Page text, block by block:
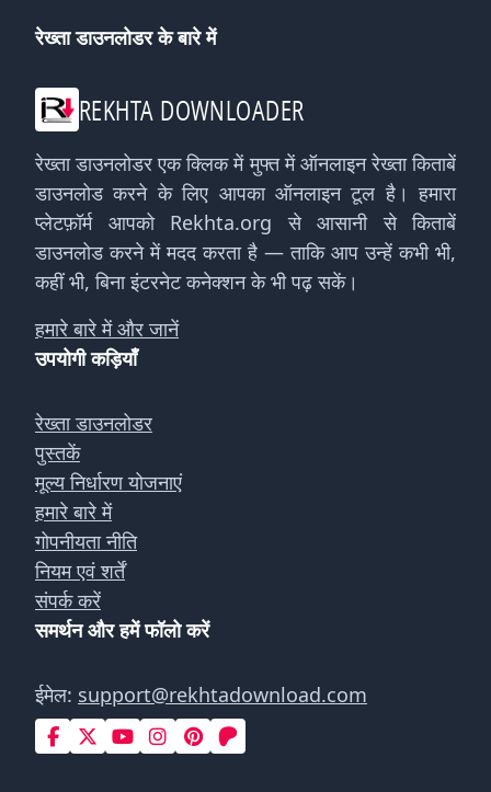
रेख्ता डाउनलोडर के बारे में
REKHTA DOWNLOADER
रेख्ता डाउनलोडर एक क्लिक में मुफ्त में ऑनलाइन रेख्ता किताबें
डाउनलोड करने के लिए आपका ऑनलाइन टूल है। हमारा
प्लेटफ़ॉर्म आपको Rekhta.org से आसानी से किताबें
डाउनलोड करने में मदद करता है — ताकि आप उन्हें कभी भी,
कहीं भी, बिना इंटरनेट कनेक्शन के भी पढ़ सकें।
हमारे बारे में और जानें
उपयोगी कड़ियाँ
रेख्ता डाउनलोडर
पुस्तकें
मूल्य निर्धारण योजनाएं
हमारे बारे में
गोपनीयता नीति
नियम एवं शर्तें
संपर्क करें
समर्थन और हमें फॉलो करें
ईमेल: support@rekhtadownload.com